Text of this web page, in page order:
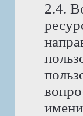
2.4.
имени